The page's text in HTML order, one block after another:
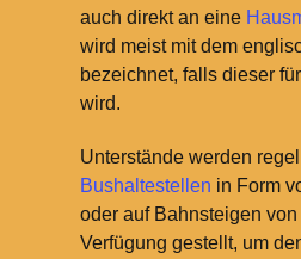
auch direkt an eine
wird meist mit dem
bezeichnet, falls dieser
wird.
Unterstände werden
Bushaltestellen in Form
oder auf Bahnsteigen
Verfügung gestellt, um